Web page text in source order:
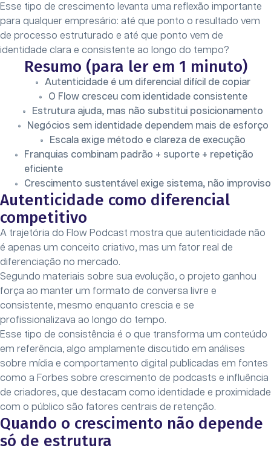
Esse tipo de crescimento levanta uma reflexão importante
para qualquer empresário: até que ponto o resultado vem
de processo estruturado e até que ponto vem de
identidade clara e consistente ao longo do tempo?
Resumo (para ler em 1 minuto)
Autenticidade é um diferencial difícil de copiar
O Flow cresceu com identidade consistente
Estrutura ajuda, mas não substitui posicionamento
Negócios sem identidade dependem mais de esforço
Escala exige método e clareza de execução
Franquias combinam padrão + suporte + repetição
eficiente
Crescimento sustentável exige sistema, não improviso
Autenticidade como diferencial
competitivo
A trajetória do Flow Podcast mostra que autenticidade não
é apenas um conceito criativo, mas um fator real de
diferenciação no mercado.
Segundo materiais sobre sua evolução, o projeto ganhou
força ao manter um formato de conversa livre e
consistente, mesmo enquanto crescia e se
profissionalizava ao longo do tempo.
Esse tipo de consistência é o que transforma um conteúdo
em referência, algo amplamente discutido em análises
sobre mídia e comportamento digital publicadas em fontes
como a Forbes sobre crescimento de podcasts e influência
de criadores, que destacam como identidade e proximidade
com o público são fatores centrais de retenção.
Quando o crescimento não depende
só de estrutura